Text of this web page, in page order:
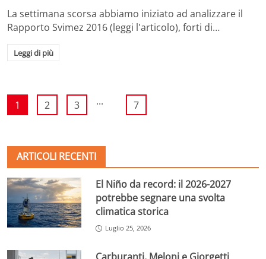
La settimana scorsa abbiamo iniziato ad analizzare il
Rapporto Svimez 2016 (leggi l'articolo), forti di…
Leggi di più
1 2 3 ... 7
ARTICOLI RECENTI
El Niño da record: il 2026-2027
potrebbe segnare una svolta
climatica storica
Luglio 25, 2026